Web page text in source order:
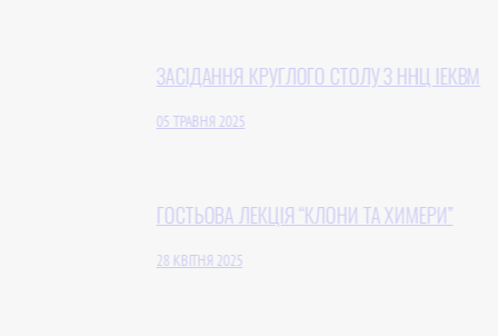
ЗАСІДАННЯ КРУГЛОГО СТОЛУ З ННЦ ІЕКВМ
05 ТРАВНЯ 2025
ГОСТЬОВА ЛЕКЦІЯ “КЛОНИ ТА ХИМЕРИ”
28 КВІТНЯ 2025